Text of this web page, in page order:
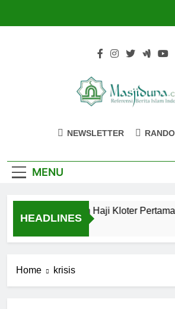
NEWSLETTER
MENU
HEADLINES
Calon Jemaah Haji Kloter
Home krisis